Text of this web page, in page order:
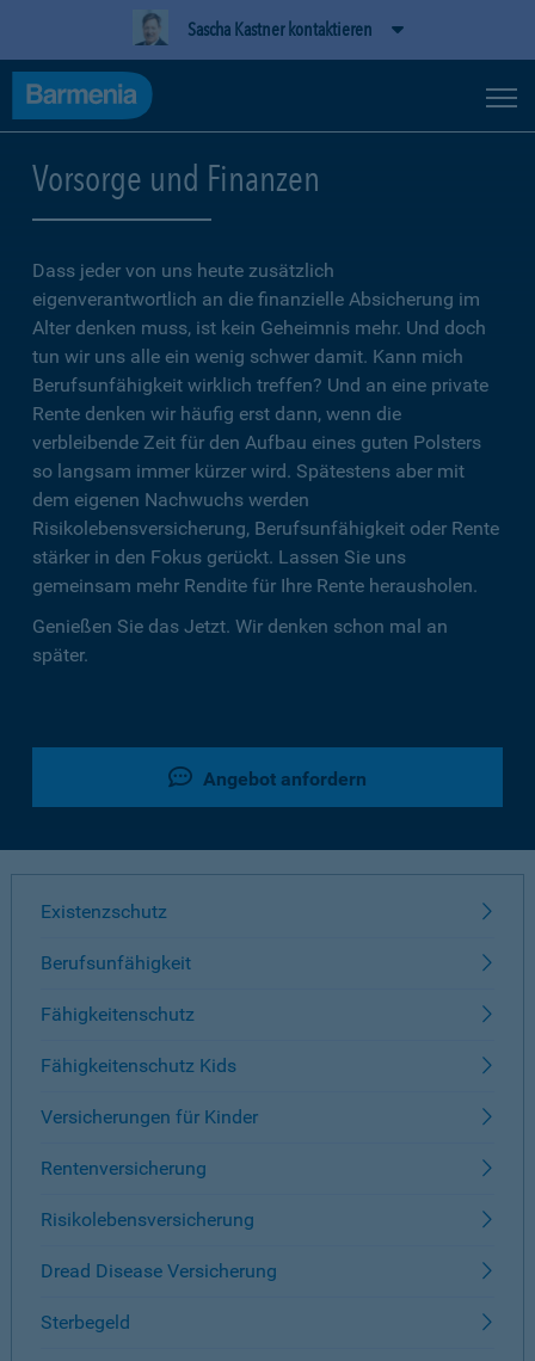
Sascha Kastner kontaktieren
Vorsorge und Finanzen
Dass jeder von uns heute zusätzlich
eigenverantwortlich an die finanzielle Absicherung im
Alter denken muss, ist kein Geheimnis mehr. Und doch
tun wir uns alle ein wenig schwer damit. Kann mich
Berufsunfähigkeit wirklich treffen? Und an eine private
Rente denken wir häufig erst dann, wenn die
verbleibende Zeit für den Aufbau eines guten Polsters
so langsam immer kürzer wird. Spätestens aber mit
dem eigenen Nachwuchs werden
Risikolebensversicherung, Berufsunfähigkeit oder Rente
stärker in den Fokus gerückt. Lassen Sie uns
gemeinsam mehr Rendite für Ihre Rente herausholen.
Genießen Sie das Jetzt. Wir denken schon mal an
später.
Angebot anfordern
Existenzschutz
Berufsunfähigkeit
Fähigkeitenschutz
Fähigkeitenschutz Kids
Versicherungen für Kinder
Rentenversicherung
Risikolebensversicherung
Dread Disease Versicherung
Sterbegeld